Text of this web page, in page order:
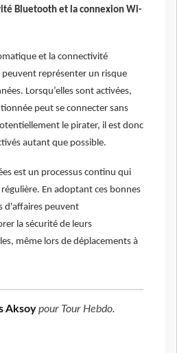
Bluetooth et la connexion Wi-
et la connectivité
représenter un risque
Lorsqu’elles sont activées,
peut se connecter sans
le pirater, il est donc
autant que possible.
est un processus continu qui
En adoptant ces bonnes
d'affaires peuvent
la sécurité de leurs
même lors de déplacements à
Aksoypour Tour Hebdo.